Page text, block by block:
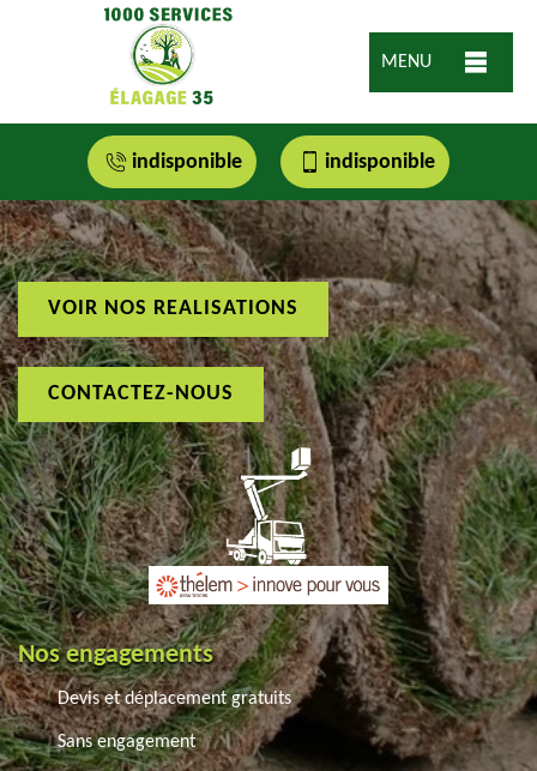
MENU
indisponible indisponible
VOIR NOS REALISATIONS
CONTACTEZ-NOUS
Nos engagements
Devis et déplacement gratuits
Sans engagement